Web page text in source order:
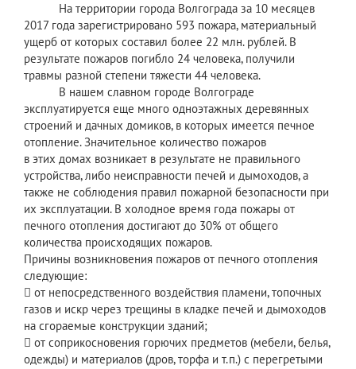
На территории города Волгограда за 10 месяцев
2017 года зарегистрировано 593 пожара, материальный
ущерб от которых составил более 22 млн. рублей. В
результате пожаров погибло 24 человека, получили
травмы разной степени тяжести 44 человека.
В нашем славном городе Волгограде
эксплуатируется еще много одноэтажных деревянных
строений и дачных домиков, в которых имеется печное
отопление. Значительное количество пожаров
в этих домах возникает в результате не правильного
устройства, либо неисправности печей и дымоходов, а
также не соблюдения правил пожарной безопасности при
их эксплуатации. В холодное время года пожары от
печного отопления достигают до 30% от общего
количества происходящих пожаров.
Причины возникновения пожаров от печного отопления
следующие:
 от непосредственного воздействия пламени, топочных
газов и искр через трещины в кладке печей и дымоходов
на сгораемые конструкции зданий;
 от соприкосновения горючих предметов (мебели, белья,
одежды) и материалов (дров, торфа и т.п.) с перегретыми